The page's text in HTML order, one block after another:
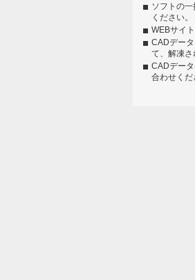
ソフトの
ください。
WEBサイ
CADデー
て、解凍さ
CADデー
合わせくだ